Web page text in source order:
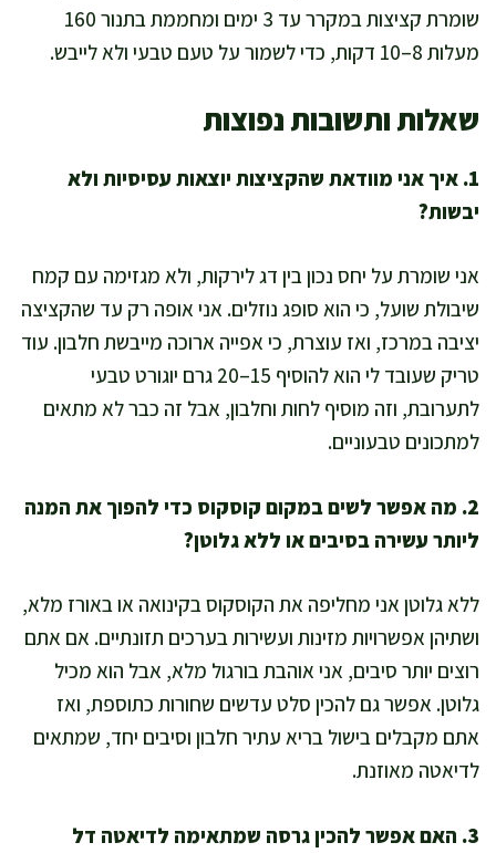
שומרת קציצות במקרר עד 3 ימים ומחממת בתנור 160
מעלות 8–10 דקות, כדי לשמור על טעם טבעי ולא לייבש.
שאלות ותשובות נפוצות
1. איך אני מוודאת שהקציצות יוצאות עסיסיות ולא
יבשות?
אני שומרת על יחס נכון בין דג לירקות, ולא מגזימה עם קמח
שיבולת שועל, כי הוא סופג נוזלים. אני אופה רק עד שהקציצה
יציבה במרכז, ואז עוצרת, כי אפייה ארוכה מייבשת חלבון. עוד
טריק שעובד לי הוא להוסיף 15–20 גרם יוגורט טבעי
לתערובת, וזה מוסיף לחות וחלבון, אבל זה כבר לא מתאים
למתכונים טבעוניים.
2. מה אפשר לשים במקום קוסקוס כדי להפוך את המנה
ליותר עשירה בסיבים או ללא גלוטן?
ללא גלוטן אני מחליפה את הקוסקוס בקינואה או באורז מלא,
ושתיהן אפשרויות מזינות ועשירות בערכים תזונתיים. אם אתם
רוצים יותר סיבים, אני אוהבת בורגול מלא, אבל הוא מכיל
גלוטן. אפשר גם להכין סלט עדשים שחורות כתוספת, ואז
אתם מקבלים בישול בריא עתיר חלבון וסיבים יחד, שמתאים
לדיאטה מאוזנת.
3. האם אפשר להכין גרסה שמתאימה לדיאטה דל